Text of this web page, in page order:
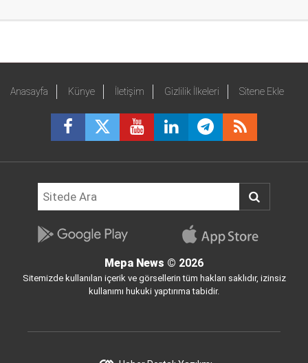
Anasayfa Künye İletişim Gizlilik İlkeleri Sitene Ekle
Mepa News © 2026
Sitemizde kullanılan içerik ve görsellerin tüm hakları saklıdır, izinsiz
kullanımı hukuki yaptırıma tabidir.